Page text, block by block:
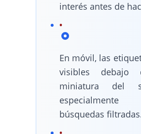
interés antes de
En móvil, las
visibles
miniatura del
búsquedas